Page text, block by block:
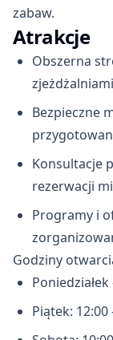
zabaw.
Atrakcje
Obszerna
Bezpieczne
Konsultacje
rezerwacji
Programy i
Godziny
Piątek: 12:00